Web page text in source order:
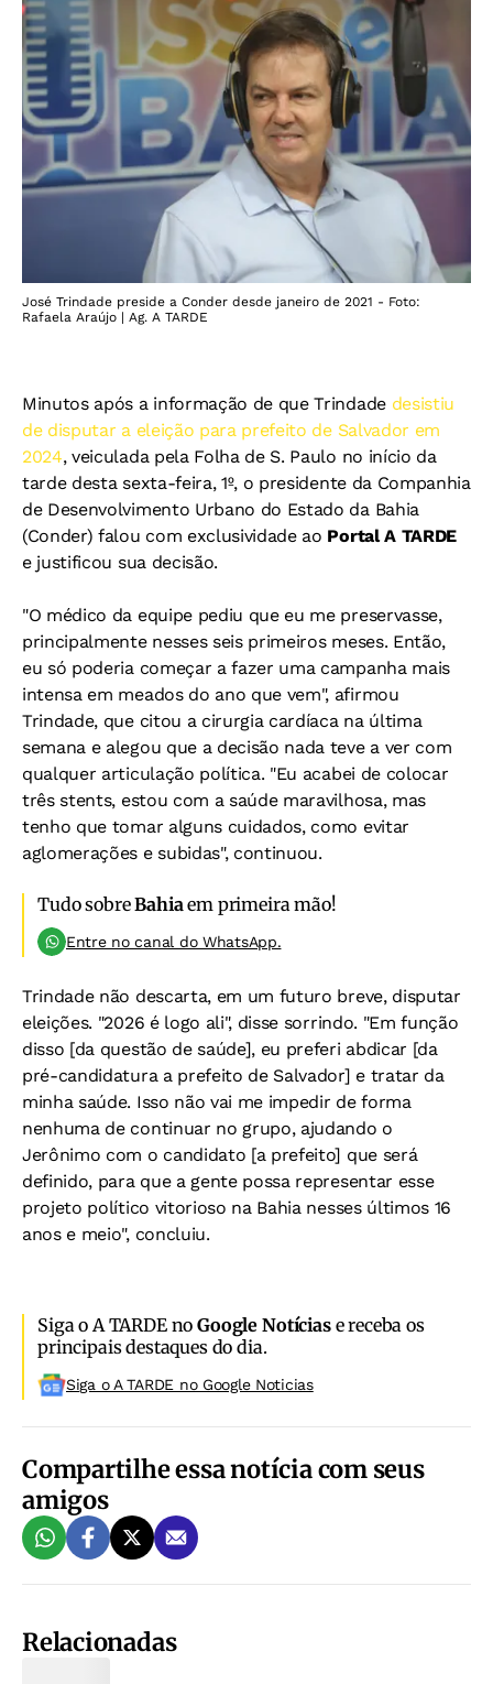
José Trindade preside a Conder desde janeiro de 2021 - Foto:
Rafaela Araújo | Ag. A TARDE
Minutos após a informação de que Trindade desistiu
de disputar a eleição para prefeito de Salvador em
2024, veiculada pela Folha de S. Paulo no início da
tarde desta sexta-feira, 1º, o presidente da Companhia
de Desenvolvimento Urbano do Estado da Bahia
(Conder) falou com exclusividade ao Portal A TARDE
e justificou sua decisão.
"O médico da equipe pediu que eu me preservasse,
principalmente nesses seis primeiros meses. Então,
eu só poderia começar a fazer uma campanha mais
intensa em meados do ano que vem", afirmou
Trindade, que citou a cirurgia cardíaca na última
semana e alegou que a decisão nada teve a ver com
qualquer articulação política. "Eu acabei de colocar
três stents, estou com a saúde maravilhosa, mas
tenho que tomar alguns cuidados, como evitar
aglomerações e subidas", continuou.
Tudo sobreBahiaem primeira mão!
Entre no canal do WhatsApp.
Trindade não descarta, em um futuro breve, disputar
eleições. "2026 é logo ali", disse sorrindo. "Em função
disso [da questão de saúde], eu preferi abdicar [da
pré-candidatura a prefeito de Salvador] e tratar da
minha saúde. Isso não vai me impedir de forma
nenhuma de continuar no grupo, ajudando o
Jerônimo com o candidato [a prefeito] que será
definido, para que a gente possa representar esse
projeto político vitorioso na Bahia nesses últimos 16
anos e meio", concluiu.
Siga o A TARDE noGoogle Notíciase receba os
principais destaques do dia.
Siga o A TARDE no Google Noticias
Compartilhe essa notícia com seus
amigos
Relacionadas